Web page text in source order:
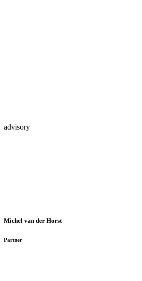
advisory
Michel van der Horst
Partner